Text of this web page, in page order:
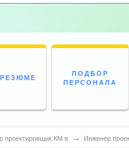
ПОДБОР
ПЕРСОНАЛА
проектировщик КМ в → Инженер